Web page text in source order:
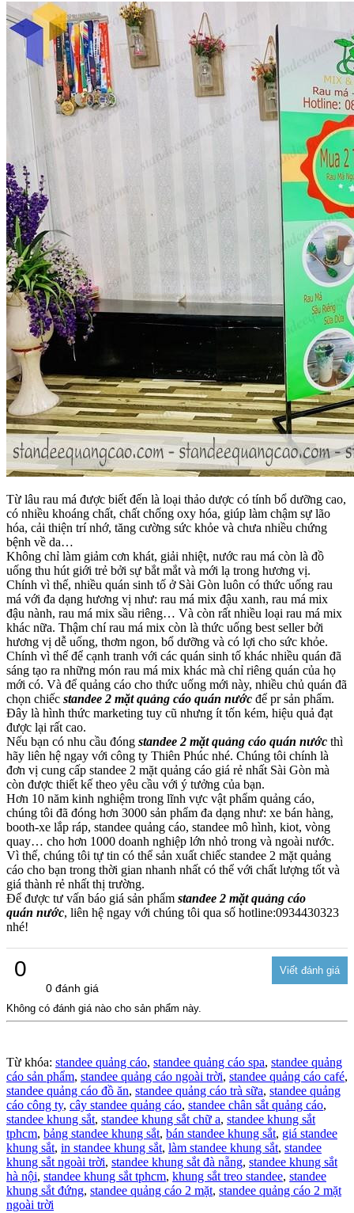
Từ lâu rau má được biết đến là loại thảo dược có tính bổ dưỡng cao,
có nhiều khoáng chất, chất chống oxy hóa, giúp làm chậm sự lão
hóa, cải thiện trí nhớ, tăng cường sức khỏe và chưa nhiều chứng
bệnh về da…
Không chỉ làm giảm cơn khát, giải nhiệt, nước rau má còn là đồ
uống thu hút giới trẻ bởi sự bắt mắt và mới lạ trong hương vị.
Chính vì thế, nhiều quán sinh tố ở Sài Gòn luôn có thức uống rau
má với đa dạng hương vị như: rau má mix đậu xanh, rau má mix
đậu nành, rau má mix sầu riêng… Và còn rất nhiều loại rau má mix
khác nữa. Thậm chí rau má mix còn là thức uống best seller bởi
hương vị dễ uống, thơm ngon, bổ dưỡng và có lợi cho sức khỏe.
Chính vì thế để cạnh tranh với các quán sinh tố khác nhiều quán đã
sáng tạo ra những món rau má mix khác mà chỉ riêng quán của họ
mới có. Và để quảng cáo cho thức uống mới này, nhiều chủ quán đã
chọn chiếc standee 2 mặt quảng cáo quán nước để pr sản phẩm.
Đây là hình thức marketing tuy cũ nhưng ít tốn kém, hiệu quả đạt
được lại rất cao.
Nếu bạn có nhu cầu đóng standee 2 mặt quảng cáo quán nước thì
hãy liên hệ ngay với công ty Thiên Phúc nhé. Chúng tôi chính là
đơn vị cung cấp standee 2 mặt quảng cáo giá rẻ nhất Sài Gòn mà
còn được thiết kế theo yêu cầu với ý tưởng của bạn.
Hơn 10 năm kinh nghiệm trong lĩnh vực vật phẩm quảng cáo,
chúng tôi đã đóng hơn 3000 sản phẩm đa dạng như: xe bán hàng,
booth-xe lắp ráp, standee quảng cáo, standee mô hình, kiot, vòng
quay… cho hơn 1000 doanh nghiệp lớn nhỏ trong và ngoài nước.
Vì thế, chúng tôi tự tin có thể sản xuất chiếc standee 2 mặt quảng
cáo cho bạn trong thời gian nhanh nhất có thể với chất lượng tốt và
giá thành rẻ nhất thị trường.
Để được tư vấn báo giá sản phẩm standee 2 mặt quảng cáo
quán nước, liên hệ ngay với chúng tôi qua số hotline:0934430323
nhé!
0
0 đánh giá
Không có đánh giá nào cho sản phẩm này.
Từ khóa: standee quảng cáo, standee quảng cáo spa, standee quảng
cáo sản phẩm, standee quảng cáo ngoài trời, standee quảng cáo café,
standee quảng cáo đồ ăn, standee quảng cáo trà sữa, standee quảng
cáo công ty, cây standee quảng cáo, standee chân sắt quảng cáo,
standee khung sắt, standee khung sắt chữ a, standee khung sắt
tphcm, bảng standee khung sắt, bán standee khung sắt, giá standee
khung sắt, in standee khung sắt, làm standee khung sắt, standee
khung sắt ngoài trời, standee khung sắt đà nẵng, standee khung sắt
hà nội, standee khung sắt tphcm, khung sắt treo standee, standee
khung sắt đứng, standee quảng cáo 2 mặt, standee quảng cáo 2 mặt
ngoài trời